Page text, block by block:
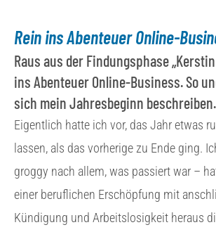
Rein ins Abenteuer Online-
Raus aus der Findungsphase
ins Abenteuer Online-Business.So
sich mein Jahresbeginn beschreiben.
Eigentlich hatte ich vor, das Jahr etwas
lassen, als das vorherige zu Ende ging.
groggy nach allem, was passiert war –
einer beruflichen Erschöpfung mit
Kündigung und Arbeitslosigkeit heraus